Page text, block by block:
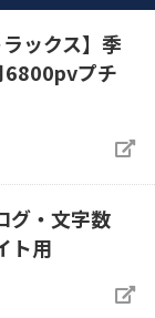
ックス】季
6800pvプチ
グ・文字数
ト用